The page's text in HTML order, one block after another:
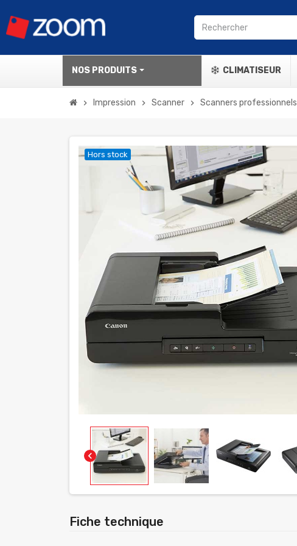
NOS PRODUITS CLIMATISEUR
chevron_right Impression chevron_right Scanner chevron_right Scanners professionnels
chevron_left
Hors stock
Fiche technique